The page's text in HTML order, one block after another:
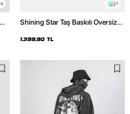
4 7
Shining Star Taş Baskılı Oversize
Hoodie
1.399,90 TL